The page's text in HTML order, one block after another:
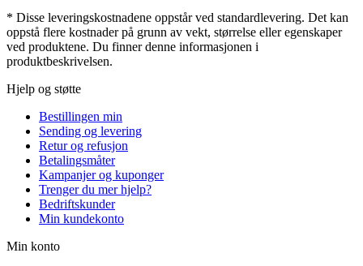
* Disse leveringskostnadene oppstår ved standardlevering. Det kan
oppstå flere kostnader på grunn av vekt, størrelse eller egenskaper
ved produktene. Du finner denne informasjonen i
produktbeskrivelsen.
Hjelp og støtte
Bestillingen min
Sending og levering
Retur og refusjon
Betalingsmåter
Kampanjer og kuponger
Trenger du mer hjelp?
Bedriftskunder
Min kundekonto
Min konto